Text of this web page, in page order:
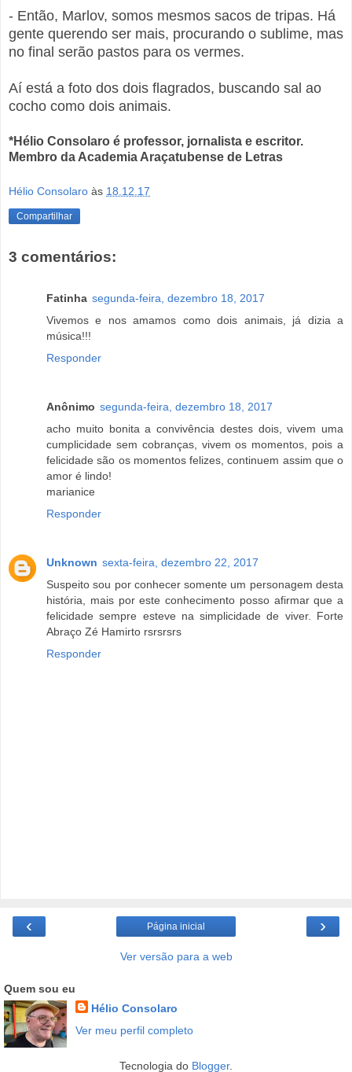
- Então, Marlov, somos mesmos sacos de tripas. Há
gente querendo ser mais, procurando o sublime, mas
no final serão pastos para os vermes.
Aí está a foto dos dois flagrados, buscando sal ao
cocho como dois animais.
*Hélio Consolaro é professor, jornalista e escritor.
Membro da Academia Araçatubense de Letras
Hélio Consolaro às 18.12.17
Compartilhar
3 comentários:
Fatinha segunda-feira, dezembro 18, 2017
Vivemos e nos amamos como dois animais, já dizia a
música!!!
Responder
Anônimo segunda-feira, dezembro 18, 2017
acho muito bonita a convivência destes dois, vivem uma
cumplicidade sem cobranças, vivem os momentos, pois a
felicidade são os momentos felizes, continuem assim que o
amor é lindo!
marianice
Responder
Unknown sexta-feira, dezembro 22, 2017
Suspeito sou por conhecer somente um personagem desta
história, mais por este conhecimento posso afirmar que a
felicidade sempre esteve na simplicidade de viver. Forte
Abraço Zé Hamirto rsrsrsrs
Responder
‹ ›
Página inicial
Ver versão para a web
Quem sou eu
Hélio Consolaro
Ver meu perfil completo
Tecnologia do Blogger.